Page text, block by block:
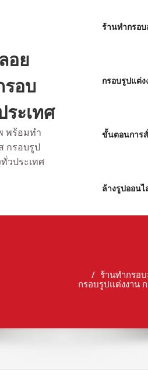
อย
รอบ
ะเทศ
พร้อมทำ
กรอบรูป
วประเทศ
ร้านทำกรอ
กรอบรูปแต่
ขั้นตอนการ
ล้างรูปออน
ร้านทำกรอ
กรอบรูปแต่งงาน